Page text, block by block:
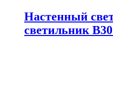
Настенный
светильник